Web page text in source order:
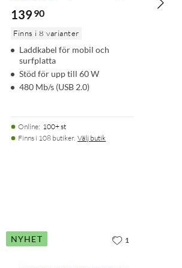
139 90
Finns i 8 varianter
Laddkabel för mobil och
surfplatta
Stöd för upp till 60 W
480 Mb/s (USB 2.0)
Online: 100+ st
Finns i 108 butiker. Välj butik
NYHET 1